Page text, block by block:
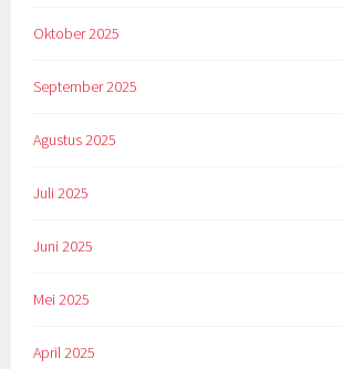
Oktober 2025
September 2025
Agustus 2025
Juli 2025
Juni 2025
Mei 2025
April 2025